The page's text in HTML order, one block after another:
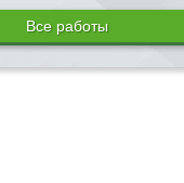
Все работы